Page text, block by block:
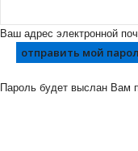
Ваш адрес электронной
Пароль будет выслан Вам